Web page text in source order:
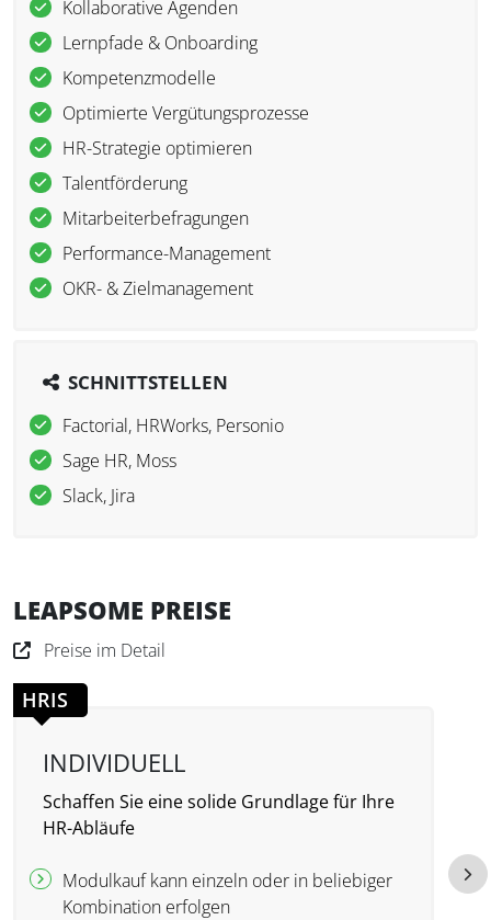
Kollaborative Agenden
Lernpfade & Onboarding
Kompetenzmodelle
Optimierte Vergütungsprozesse
HR-Strategie optimieren
Talentförderung
Mitarbeiterbefragungen
Performance-Management
OKR- & Zielmanagement
SCHNITTSTELLEN
Factorial, HRWorks, Personio
Sage HR, Moss
Slack, Jira
LEAPSOME PREISE
Preise im Detail
HRIS
INDIVIDUELL
Schaffen Sie eine solide Grundlage für Ihre
HR-Abläufe
Modulkauf kann einzeln oder in beliebiger
Kombination erfolgen